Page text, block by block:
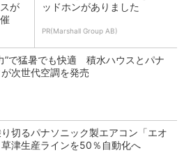
が
ッドホンがありました
PR(Marshall Group AB)
”で猛暑でも快適 積水ハウスとパナ
次世代空調を発売
切るパナソニック製エアコン「エオ
津生産ラインを50％自動化へ